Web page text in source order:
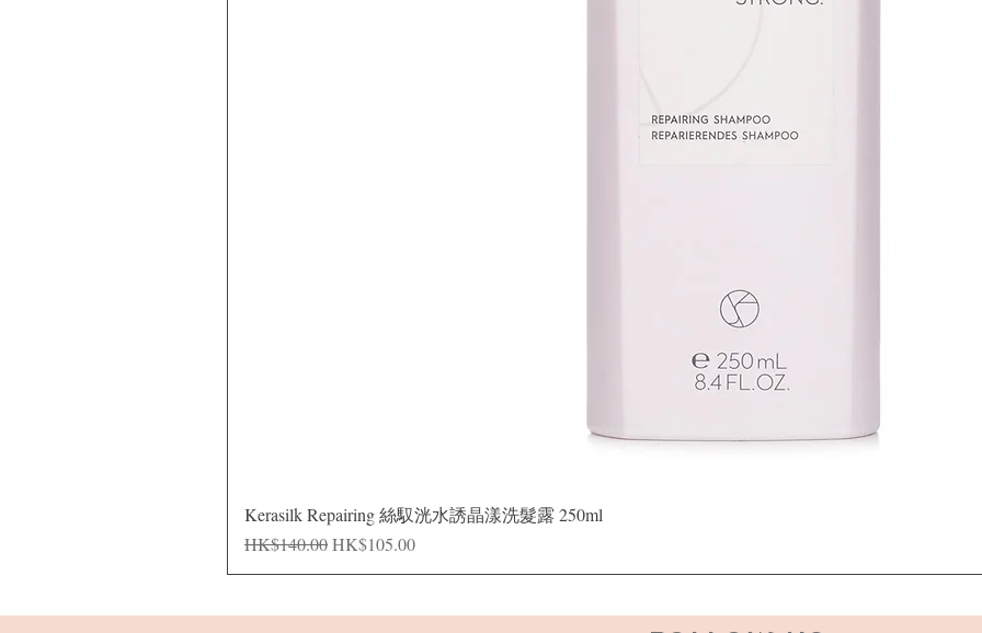
Kerasilk Repairing 絲馭洸水誘晶漾洗髮露 250ml
Regular Price
HK$140.00Sale Price
HK$105.00